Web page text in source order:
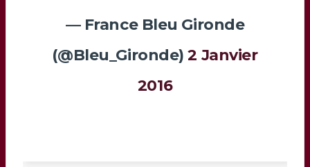
— France Bleu Gironde
(@Bleu_Gironde)2 Janvier
2016